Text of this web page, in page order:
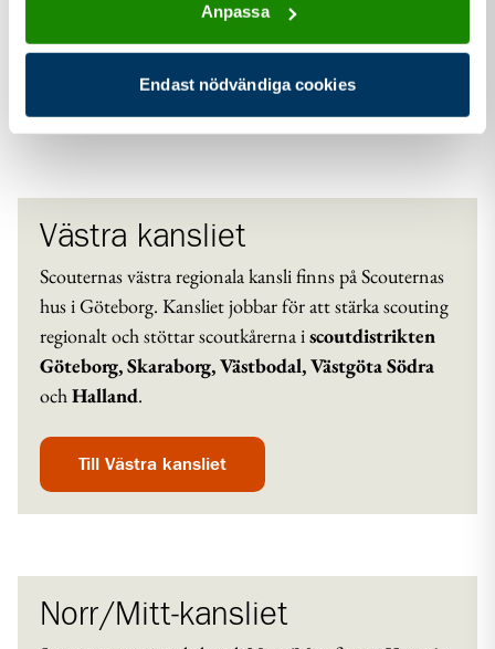
Anpassa
Endast nödvändiga cookies
Till Södra kansliet
Västra kansliet
Scouternas västra regionala kansli finns på Scouternas
hus i Göteborg. Kansliet jobbar för att stärka scouting
regionalt och stöttar scoutkårerna iscoutdistrikten
Göteborg, Skaraborg, Västbodal, Västgöta Södra
ochHalland.
Till Västra kansliet
Norr/Mitt-kansliet